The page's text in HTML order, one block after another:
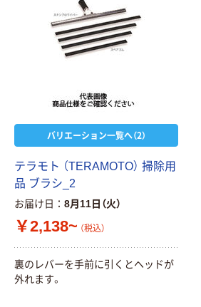
バリエーション一覧へ（2）
テラモト （TERAMOTO） 掃除用
品 ブラシ_2
お届け日 8月11日（火）
￥2,138~ （税込）
裏のレバーを手前に引くとヘッドが
外れます。
リサイクル100
芯あり FSC認
証